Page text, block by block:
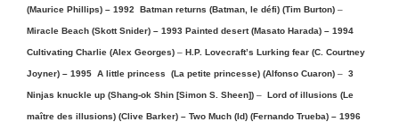
(Maurice Phillips) – 1992 Batman returns (Batman, le défi) (Tim Burton) –
Miracle Beach (Skott Snider) – 1993 Painted desert (Masato Harada) – 1994
Cultivating Charlie (Alex Georges) – H.P. Lovecraft’s Lurking fear (C. Courtney
Joyner) – 1995 A little princess (La petite princesse) (Alfonso Cuaron) – 3
Ninjas knuckle up (Shang-ok Shin [Simon S. Sheen]) – Lord of illusions (Le
maître des illusions) (Clive Barker) – Two Much (Id) (Fernando Trueba) – 1996